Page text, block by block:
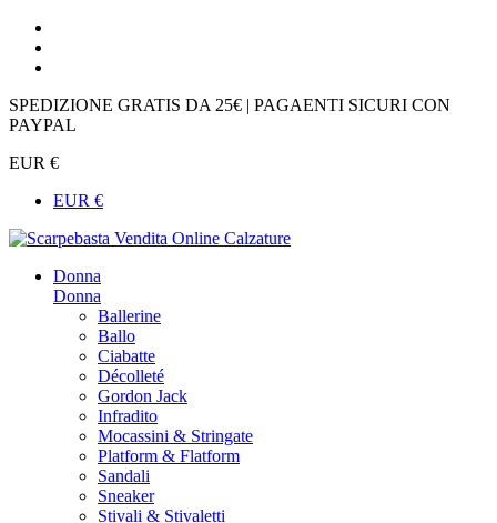
SPEDIZIONE GRATIS DA 25€ | PAGAENTI SICURI CON
PAYPAL
EUR €
EUR €
Donna
Donna
Ballerine
Ballo
Ciabatte
Décolleté
Gordon Jack
Infradito
Mocassini & Stringate
Platform & Flatform
Sandali
Sneaker
Stivali & Stivaletti